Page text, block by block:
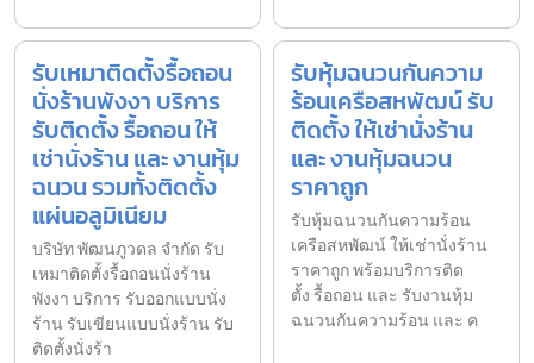
รับเหมาติดตั้งรื้อถอน
นั่งร้านพังงา บริการ
รับติดตั้ง รื้อถอน ให้
เช่านั่งร้าน และ งานหุ้ม
ฉนวน รวมทั้งติดตั้ง
แผ่นอลูมิเนียม
บริษัท พัฒนภูวดล จำกัด รับ
เหมาติดตั้งรื้อถอนนั่งร้าน
พังงา บริการ รับออกแบบนั่ง
ร้าน รับเขียนแบบนั่งร้าน รับ
ติดตั้งนั่งร้า
รับหุ้มฉนวนกันความ
ร้อนเครือสหพัฒน์ รับ
ติดตั้ง ให้เช่านั่งร้าน
และ งานหุ้มฉนวน
ราคาถูก
รับหุ้มฉนวนกันความร้อน
เครือสหพัฒน์ ให้เช่านั่งร้าน
ราคาถูก พร้อมบริการติด
ตั้ง รื้อถอน และ รับงานหุ้ม
ฉนวนกันความร้อน และ ค